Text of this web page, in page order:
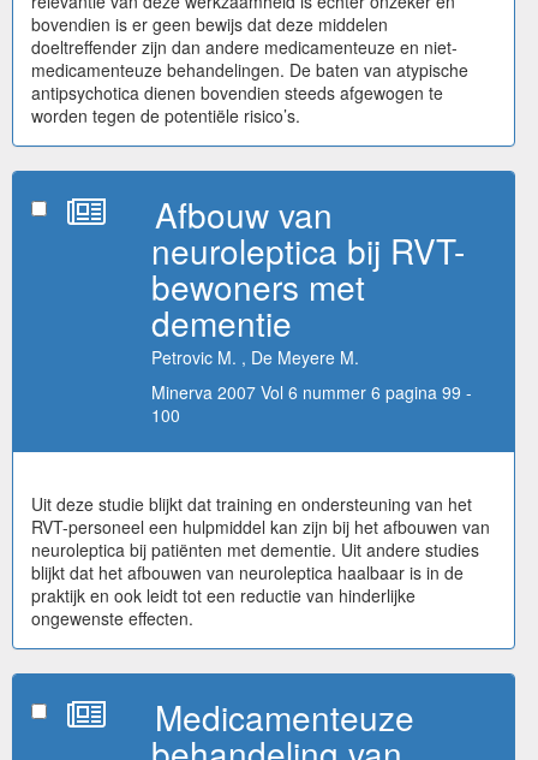
bovendien is er geen bewijs dat deze middelen
doeltreffender zijn dan andere medicamenteuze en niet-
medicamenteuze behandelingen. De baten van atypische
antipsychotica dienen bovendien steeds afgewogen te
worden tegen de potentiële risico’s.
Afbouw van
neuroleptica bij RVT-
bewoners met
dementie
Petrovic M. , De Meyere M.
Minerva 2007 Vol 6 nummer 6 pagina 99 -
100
Uit deze studie blijkt dat training en ondersteuning van het
RVT-personeel een hulpmiddel kan zijn bij het afbouwen van
neuroleptica bij patiënten met dementie. Uit andere studies
blijkt dat het afbouwen van neuroleptica haalbaar is in de
praktijk en ook leidt tot een reductie van hinderlijke
ongewenste effecten.
Medicamenteuze